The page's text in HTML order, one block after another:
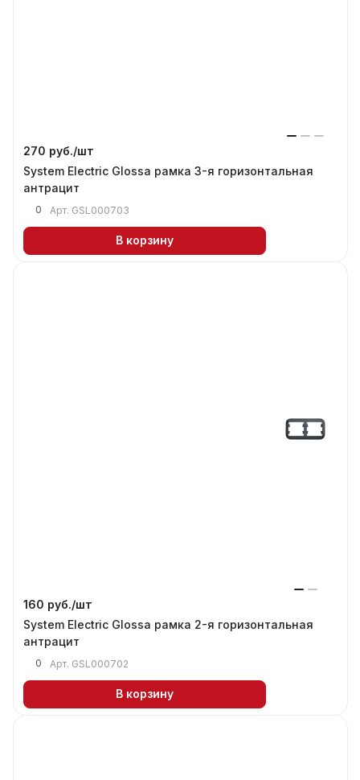
270 руб./шт
System Electric Glossa рамка 3-я горизонтальная
антрацит
0 Арт. GSL000703
В корзину
160 руб./шт
System Electric Glossa рамка 2-я горизонтальная
антрацит
0 Арт. GSL000702
В корзину